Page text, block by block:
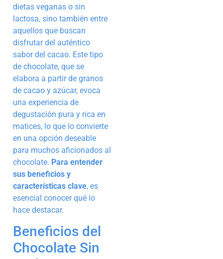
dietas veganas o sin
lactosa, sino también entre
aquellos que buscan
disfrutar del auténtico
sabor del cacao. Este tipo
de chocolate, que se
elabora a partir de granos
de cacao y azúcar, evoca
una experiencia de
degustación pura y rica en
matices, lo que lo convierte
en una opción deseable
para muchos aficionados al
chocolate. Para entender
sus beneficios y
características clave, es
esencial conocer qué lo
hace destacar.
Beneficios del
Chocolate Sin